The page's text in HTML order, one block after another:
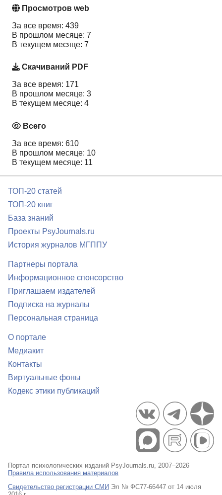
Просмотров web
За все время: 439
В прошлом месяце: 7
В текущем месяце: 7
Скачиваний PDF
За все время: 171
В прошлом месяце: 3
В текущем месяце: 4
Всего
За все время: 610
В прошлом месяце: 10
В текущем месяце: 11
ТОП-20 статей
ТОП-20 книг
База знаний
Проекты PsyJournals.ru
История журналов МГППУ
Партнеры портала
Информационное спонсорство
Приглашаем издателей
Подписка на журналы
Персональная страница
О портале
Медиакит
Контакты
Виртуальные фоны
Кодекс этики публикаций
Портал психологических изданий PsyJournals.ru, 2007–2026
Правила использования материалов
Свидетельство регистрации СМИ Эл № ФС77-66447 от 14 июля